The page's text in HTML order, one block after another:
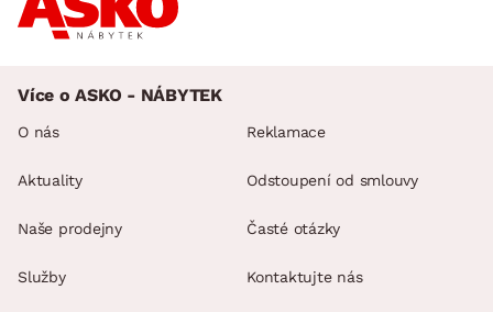
Více o ASKO - NÁBYTEK
O nás
Aktuality
Naše prodejny
Služby
Reklamace
Odstoupení od smlouvy
Časté otázky
Kontaktujte nás